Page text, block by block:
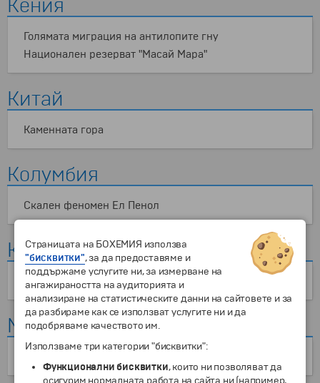
Кения
Голямата миграция на антилопите гну
Национален резерват "Масай Мара"
Китай
Каменната гора
Колумбия
Скален феномен Ел Пенол
Коста Рика
Национален парк Мануел Антонио
Мавриций
Страницата на БОХЕМИЯ използва
"бисквитки", за да предоставяме и
поддържаме услугите ни, за измерване на
ангажираността на аудиторията и
анализиране на статистическите данни на сайтовете и за
да разбираме как се използват услугите ни и да
подобряваме качеството им.
Използваме три категории "бисквитки":
Функционални бисквитки, които ни позволяват да
осигурим нормалната работа на сайта ни (например,